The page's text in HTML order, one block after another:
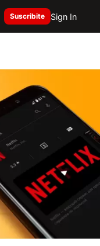
Suscribite Sign In